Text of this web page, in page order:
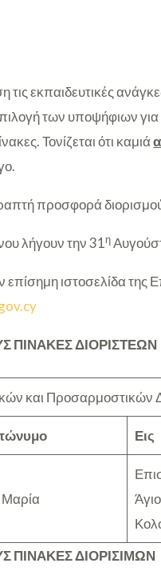
τις εκπαιδευτικές
των υποψήφιων
Τονίζεται ότι καμιά
προσφορά
λήγουν την 31η
ιστοσελίδα της
ΠΙΝΑΚΕΣ ΔΙΟΡΙΣΤΕΩΝ
και Προσαρμοστικών
Εις
ΠΙΝΑΚΕΣ ΔΙΟΡΙΣΙΜΩΝ